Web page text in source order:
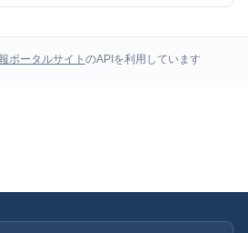
ポータルサイト のAPIを利用しています